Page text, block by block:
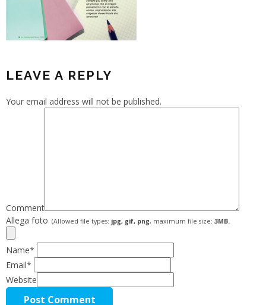
LEAVE A REPLY
Your email address will not be published.
Comment
Allega foto (Allowed file types: jpg, gif, png, maximum file size: 3MB.
Name*
Email*
Website